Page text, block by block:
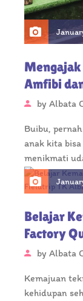
Amfibi
Fieldtrip
by Albata
Buibu,
anak kita
menikmati
Belajar
Factory
Seru!
by Albata
Kemajuan
kehidupan